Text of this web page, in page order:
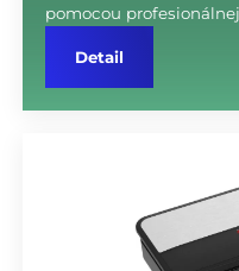
pomocou
Detail